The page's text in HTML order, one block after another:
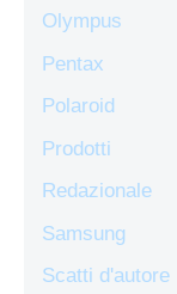
Olympus
Pentax
Polaroid
Prodotti
Redazionale
Samsung
Scatti d'autore